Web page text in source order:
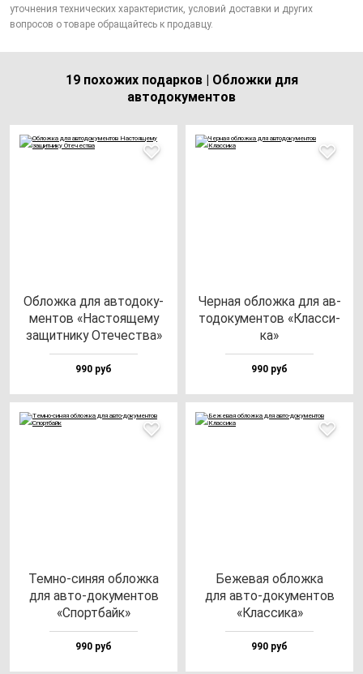
уточнения технических характеристик, условий доставки и других
вопросов о товаре обращайтесь к продавцу.
19 похожих подарков | Обложки для
автодокументов
Облож­ка для ав­то­до­ку­
мен­тов «Нас­то­яще­му
за­щит­ни­ку Оте­чес­тва»
990 руб
Чер­ная об­лож­ка для ав­
то­до­ку­мен­тов «Клас­си­
ка»
990 руб
Тем­но-си­няя об­лож­ка
для ав­то-до­ку­мен­тов
«Спор­тбайк»
990 руб
Беже­вая об­лож­ка
для ав­то-до­ку­мен­тов
«Клас­си­ка»
990 руб